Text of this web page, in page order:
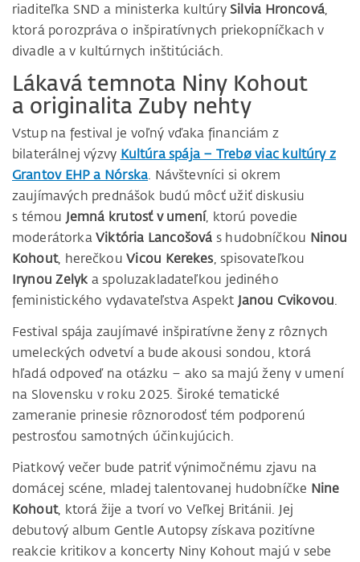
riaditeľka SND a ministerka kultúry Silvia Hroncová,
ktorá porozpráva o inšpiratívnych priekopníčkach v
divadle a v kultúrnych inštitúciách.
Lákavá temnota Niny Kohout
a originalita Zuby nehty
Vstup na festival je voľný vďaka financiám z
bilaterálnej výzvy Kultúra spája – Trebø viac kultúry z
Grantov EHP a Nórska . Návštevníci si okrem
zaujímavých prednášok budú môcť užiť diskusiu
s témou Jemná krutosť v umení, ktorú povedie
moderátorkaViktória Lancošová s hudobníčkou Ninou
Kohout, herečkouVicou Kerekes , spisovateľkou
Irynou Zelyk a spoluzakladateľkou jediného
feministického vydavateľstva Aspekt Janou Cvikovou
Festival spája zaujímavé inšpiratívne ženy z rôznych
umeleckých odvetví a bude akousi sondou, ktorá
hľadá odpoveď na otázku – ako sa majú ženy v umení
na Slovensku v roku 2025. Široké tematické
zameranie prinesie rôznorodosť tém podporenú
pestrosťou samotných účinkujúcich.
Piatkový večer bude patriť výnimočnému zjavu na
domácej scéne, mladej talentovanej hudobníčke Nine
Kohout, ktorá žije a tvorí vo Veľkej Británii. Jej
debutový album Gentle Autopsy získava pozitívne
reakcie kritikov a koncerty Niny Kohout majú v sebe